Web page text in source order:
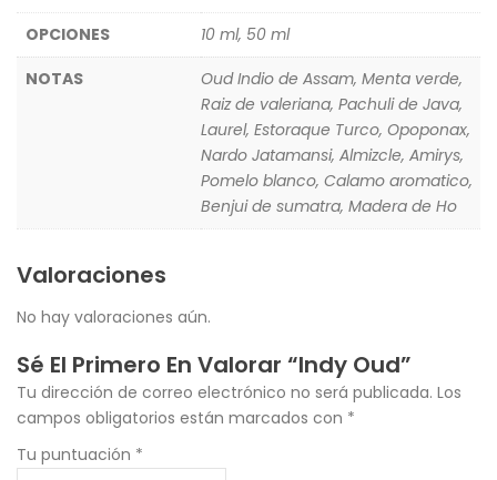
OPCIONES
10 ml, 50 ml
NOTAS
Oud Indio de Assam, Menta verde,
Raiz de valeriana, Pachuli de Java,
Laurel, Estoraque Turco, Opoponax,
Nardo Jatamansi, Almizcle, Amirys,
Pomelo blanco, Calamo aromatico,
Benjui de sumatra, Madera de Ho
Valoraciones
No hay valoraciones aún.
Sé El Primero En Valorar “Indy Oud”
Tu dirección de correo electrónico no será publicada. Los
campos obligatorios están marcados con *
Tu puntuación *